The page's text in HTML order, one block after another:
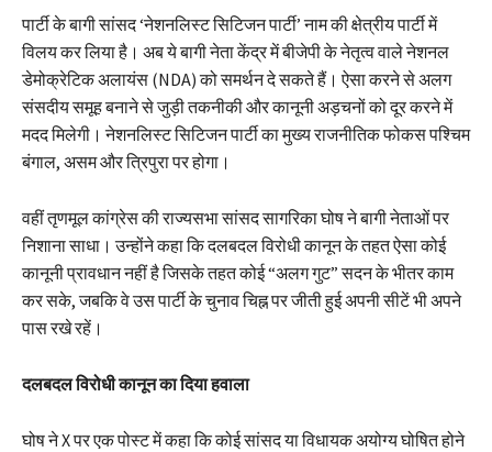
पार्टी के बागी सांसद ‘नेशनलिस्ट सिटिजन पार्टी’ नाम की क्षेत्रीय पार्टी में
विलय कर लिया है। अब ये बागी नेता केंद्र में बीजेपी के नेतृत्व वाले नेशनल
डेमोक्रेटिक अलायंस (NDA) को समर्थन दे सकते हैं। ऐसा करने से अलग
संसदीय समूह बनाने से जुड़ी तकनीकी और कानूनी अड़चनों को दूर करने में
मदद मिलेगी। नेशनलिस्ट सिटिजन पार्टी का मुख्य राजनीतिक फोकस पश्चिम
बंगाल, असम और त्रिपुरा पर होगा।
वहीं तृणमूल कांग्रेस की राज्यसभा सांसद सागरिका घोष ने बागी नेताओं पर
निशाना साधा। उन्होंने कहा कि दलबदल विरोधी कानून के तहत ऐसा कोई
कानूनी प्रावधान नहीं है जिसके तहत कोई “अलग गुट” सदन के भीतर काम
कर सके, जबकि वे उस पार्टी के चुनाव चिह्न पर जीती हुई अपनी सीटें भी अपने
पास रखे रहें।
दलबदल विरोधी कानून का दिया हवाला
घोष ने X पर एक पोस्ट में कहा कि कोई सांसद या विधायक अयोग्य घोषित होने